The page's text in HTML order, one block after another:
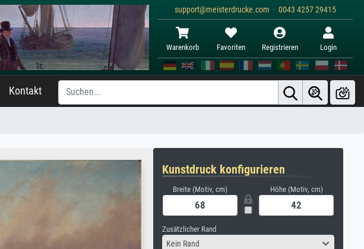
support@meisterdrucke.com · 0043 4257 29415
Warenkorb Favoriten Registrieren Login
Kontakt
Kunstdruck konfigurieren
Breite (Motiv, cm) Höhe (Motiv, cm)
Zusätzlicher Rand
Kein Rand